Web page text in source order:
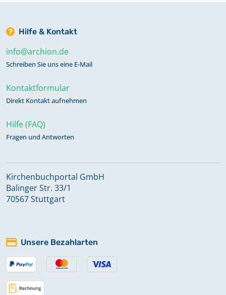
Hilfe & Kontakt
info@archion.de
Schreiben Sie uns eine E-Mail
Kontaktformular
Direkt Kontakt aufnehmen
Hilfe (FAQ)
Fragen und Antworten
Kirchenbuchportal GmbH
Balinger Str. 33/1
70567 Stuttgart
Unsere Bezahlarten